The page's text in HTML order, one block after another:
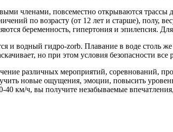
членами, повсеместно открываются трассы
по возрасту (от 12 лет и старше), полу,
беременность, гипертония и эпилепсия.
и водный гидро-zorb. Плавание в воде столь
но при этом условия безопасности все
различных мероприятий, соревнований,
новые ощущения, эмоции, повысить
км/ч, вы получите незабываемые